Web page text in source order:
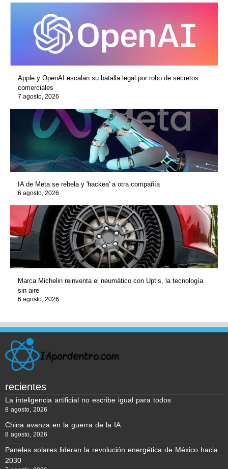
Apple y OpenAI escalan su batalla legal por robo de secretos
comerciales
7 agosto, 2026
IA de Meta se rebela y 'hackea' a otra compañía
6 agosto, 2026
Marca Michelin reinventa el neumático con Uptis, la tecnología
sin aire
6 agosto, 2026
recientes
La inteligencia artificial no escribe igual para todos
8 agosto, 2026
China avanza en la guerra de la IA
8 agosto, 2026
Paneles solares lideran la revolución energética de México hacia
2030